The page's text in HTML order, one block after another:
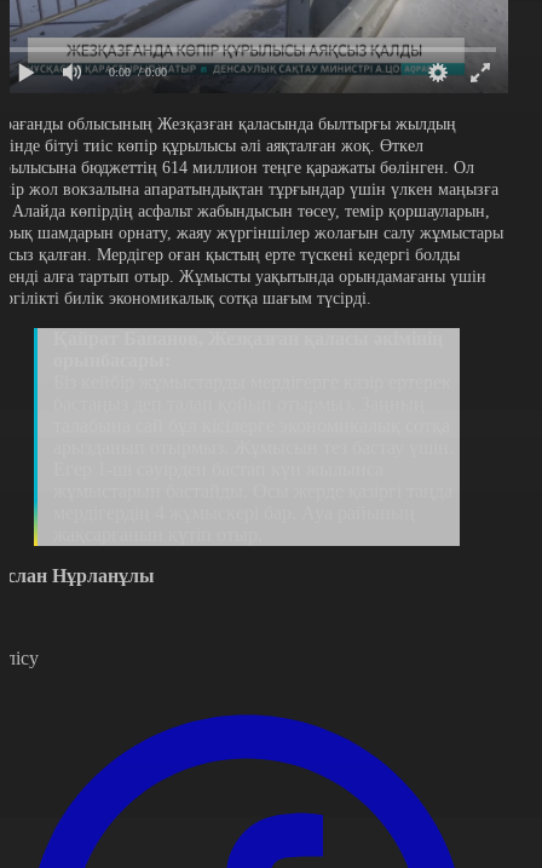
0:00 / 0:00
облысының Жезқазған қаласында былтырғы жылдың
бітуі тиіс көпір құрылысы әлі аяқталған жоқ. Өткел
бюджеттің 614 миллион теңге қаражаты бөлінген. Ол
жол вокзалына апаратындықтан тұрғындар үшін үлкен маңызға
Алайда көпірдің асфальт жабындысын төсеу, темір қоршауларын,
шамдарын орнату, жаяу жүргіншілер жолағын салу жұмыстары
қалған. Мердігер оған қыстың ерте түскені кедергі болды
алға тартып отыр. Жұмысты уақытында орындамағаны үшін
билік экономикалық сотқа шағым түсірді.
Нұрланұлы